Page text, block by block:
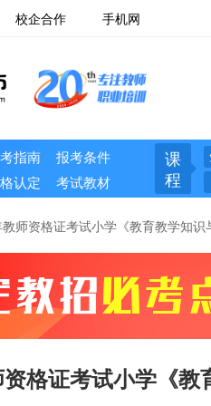
校企合作 手机网
指南
报考条件
认定 考试教材
课
程
师资格证考试小学《教育教学知识
格证考试小学《